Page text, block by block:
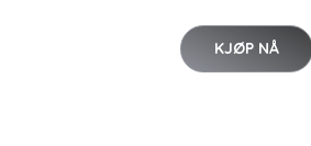
KJØP NÅ